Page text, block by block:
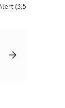
(3,5g) By Terry